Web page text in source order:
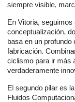
siempre visible,
En Vitoria,
conceptualización,
basa en un
fabricación.
ciclismo para ir más
verdaderamente
El segundo pilar es
Fluidos